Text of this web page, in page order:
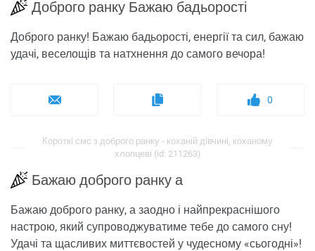
Доброго ранку Бажаю бадьорості
Доброго ранку! Бажаю бадьорості, енергії та сил, бажаю
удачі, веселощів та натхнення до самого вечора!
0
Короткі смс з доброго ранку - коханій дівчині, коханому
хлопцеві (id: 211263)
Бажаю доброго ранку а
Бажаю доброго ранку, а заодно і найпрекраснішого
настрою, який супроводжуватиме тебе до самого сну!
Удачі та щасливих миттєвостей у чудесному «сьогодні»!